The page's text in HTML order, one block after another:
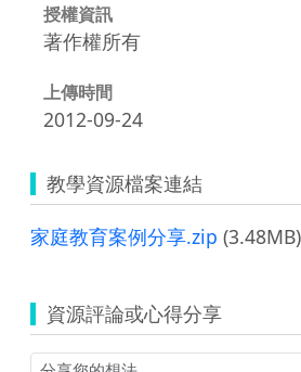
授權資訊
著作權所有
上傳時間
2012-09-24
教學資源檔案連結
家庭教育案例分享.zip (3.48MB)
資源評論或心得分享